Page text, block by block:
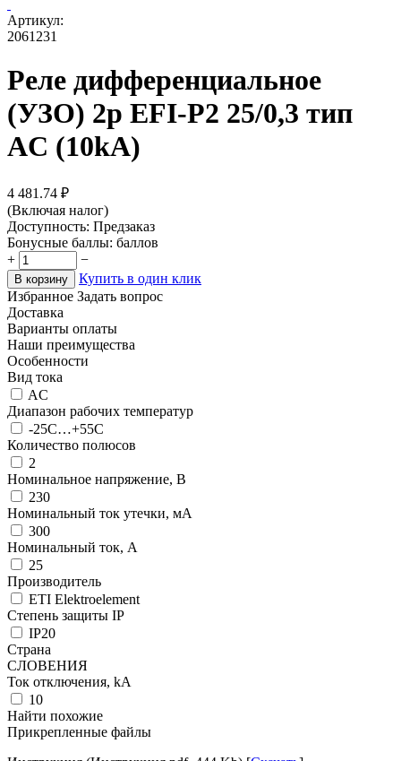
Артикул:
2061231
Реле дифференциальное
(УЗО) 2р EFI-P2 25/0,3 тип
AC (10kA)
4 481.74 ₽
(Включая налог)
Доступность: Предзаказ
Бонусные баллы: баллов
+
−
В корзину
Купить в один клик
Избранное Задать вопрос
Доставка
Варианты оплаты
Наши преимущества
Особенности
Вид тока
AC
Диапазон рабочих температур
-25C…+55C
Количество полюсов
2
Номинальное напряжение, В
230
Номинальный ток утечки, мА
300
Номинальный ток, А
25
Производитель
ETI Elektroelement
Степень защиты IP
IP20
Страна
СЛОВЕНИЯ
Ток отключения, kА
10
Найти похожие
Прикрепленные файлы